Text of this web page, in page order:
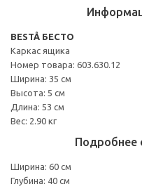
BESTÅ БЕСТО
Каркас ящика
Номер товара: 603.630.12
Ширина: 35 см
Высота: 5 см
Длина: 53 см
Вес: 2.90 кг
Подробнее
Ширина: 60 см
Глубина: 40 см